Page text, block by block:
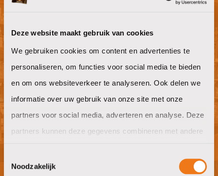
Deze website maakt gebruik van cookies
We gebruiken cookies om content en advertenties te
personaliseren, om functies voor social media te bieden
en om ons websiteverkeer te analyseren. Ook delen we
informatie over uw gebruik van onze site met onze
partners voor social media, adverteren en analyse. Deze
partners kunnen deze gegevens combineren met andere
verzameld op basis van uw gebruik van hun services.
Noodzakelijk
Willen jullie ook goeie koffie op het
werk?
offerte aanvragen